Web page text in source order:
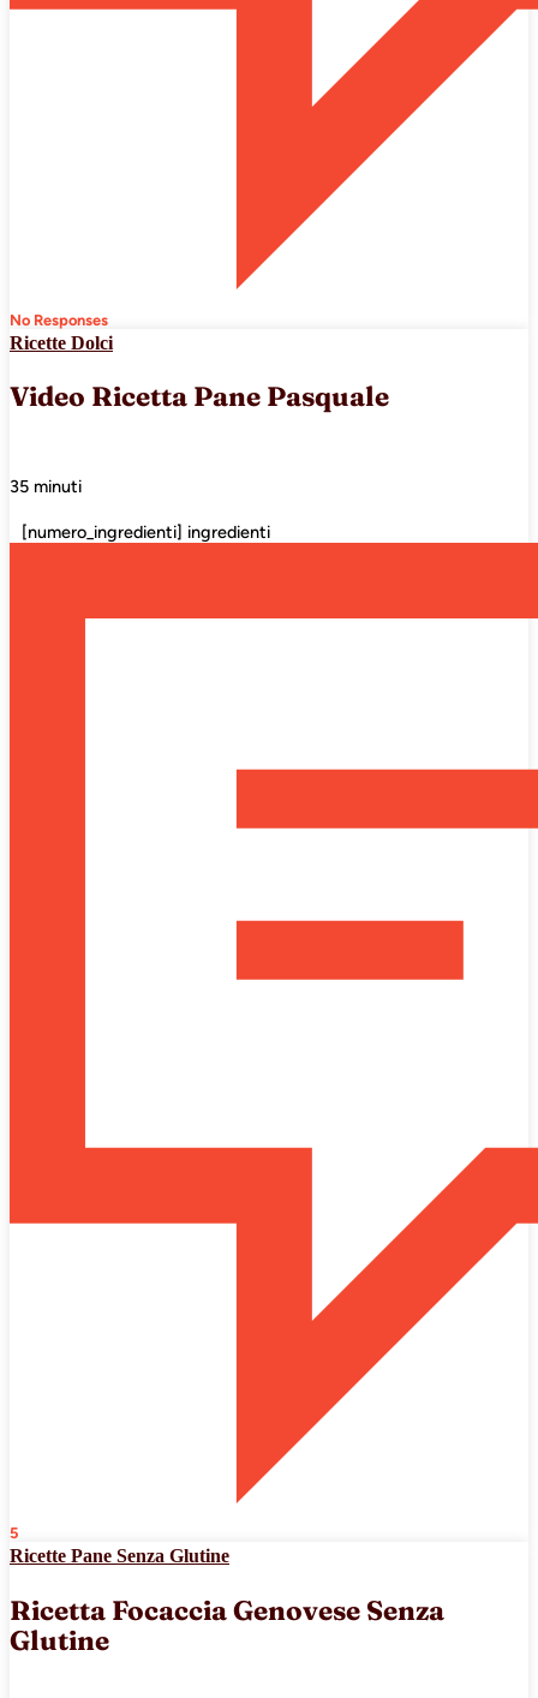
No Responses
Ricette Dolci
Video Ricetta Pane Pasquale
35 minuti
[numero_ingredienti] ingredienti
5
Ricette Pane Senza Glutine
Ricetta Focaccia Genovese Senza
Glutine